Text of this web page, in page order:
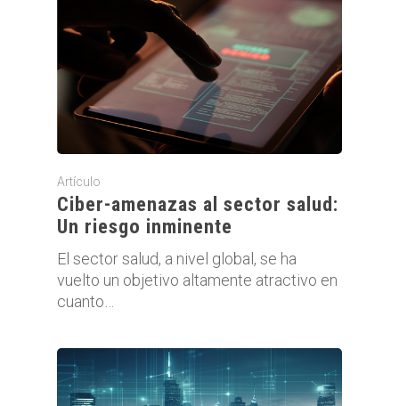
Artículo
Ciber-amenazas al sector salud:
Un riesgo inminente
El sector salud, a nivel global, se ha
vuelto un objetivo altamente atractivo en
cuanto…